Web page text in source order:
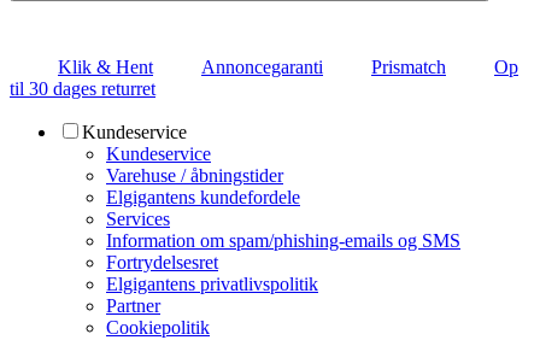
Klik & Hent Annoncegaranti Prismatch
Op
til 30 dages returret
Kundeservice
Kundeservice
Varehuse / åbningstider
Elgigantens kundefordele
Services
Information om spam/phishing-emails og SMS
Fortrydelsesret
Elgigantens privatlivspolitik
Partner
Cookiepolitik